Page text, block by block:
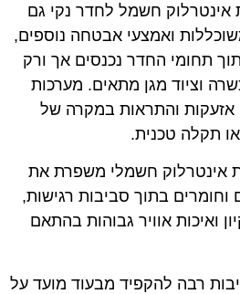
אינטרלוק חשמל לחדר נקי גם
ואמצעי אבטחה נוספים,
תחומי החדר נכנסים אך ורק
וציוד מגן מתאים. מערכות
אזעקות והתראות במקרה של
או תקלה טכנית.
אינטרלוק חשמלי משפרת את
בתוך סביבות רגישות,
ואיכות אוויר גבוהות בהתאם
רבה להקפיד מבעוד מועד על